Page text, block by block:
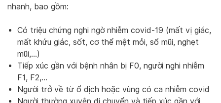
nhanh, bao gồm:
Có triệu chứng nghi ngờ nhiễm covid-19 (mất vị giác,
mất khứu giác, sốt, cơ thể mệt mỏi, sổ mũi, nghẹt
mũi,…)
Tiếp xúc gần với bệnh nhân bị F0, người nghi nhiễm
F1, F2,…
Người trở về từ ổ dịch hoặc vùng có ca nhiễm covid